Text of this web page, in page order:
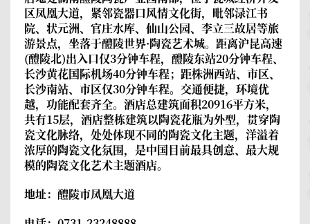
区凤凰大道，紧邻瓷器口风情文化街，毗邻渌江书
院、状元洲、官庄水库、仙山公园、李立三故居等旅
游景点，坐落于醴陵世界·陶瓷艺术城。距离沪昆高速
(醴陵北)出入口仅3分钟车程，醴陵东站20分钟车程、
长沙黄花国际机场40分钟车程；距株洲西站、市区、
长沙南站、市区仅30分钟车程。交通便捷，环境优
越，功能配套齐全。酒店总建筑面积20916平方米，
共有15层，酒店整栋建筑以陶瓷花瓶为外型，贯穿陶
瓷文化脉络，处处体现不同的陶瓷文化主题，洋溢着
浓厚的陶瓷文化氛围，是中国目前最具创意、最大规
模的陶瓷文化艺术主题酒店。
地址：醴陵市凤凰大道